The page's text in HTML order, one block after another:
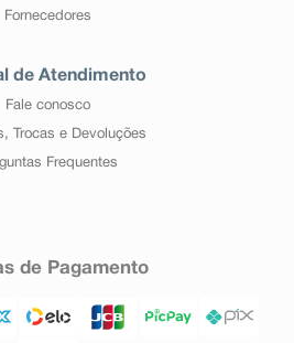
Fornecedores
de Atendimento
Fale conosco
Trocas e Devoluções
Frequentes
de Pagamento